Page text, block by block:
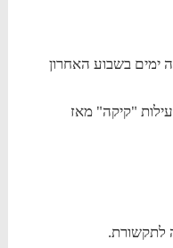
ימים בשבוע האחרון
"קיקה" מאז
לתקשורת.